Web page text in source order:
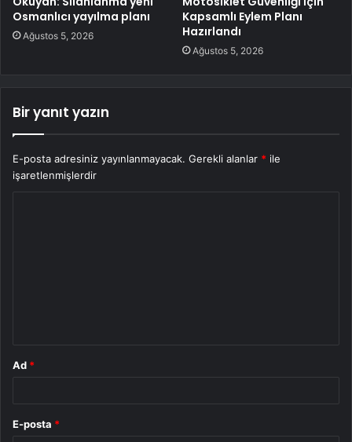
Osmanlıcı yayılma planı
Ağustos 5, 2026
Kapsamlı Eylem Planı
Hazırlandı
Ağustos 5, 2026
Bir yanıt yazın
E-posta adresiniz yayınlanmayacak. Gerekli alanlar * ile
işaretlenmişlerdir
Ad *
E-posta *